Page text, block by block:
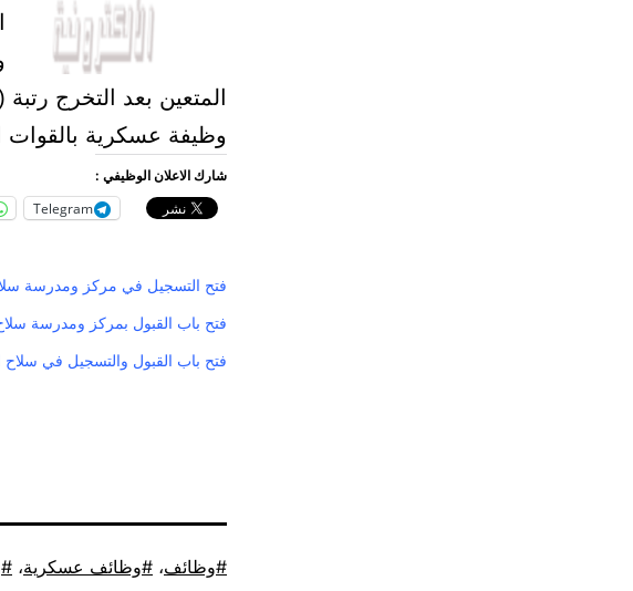
المتعين بعد التخرج
وظيفة عسكرية بالقوات
شارك الاعلان الوظيفي :
Telegram
فتح التسجيل في مركز ومدرسة سلاح
فتح باب القبول بمركز ومدرسة سلاح
فتح باب القبول والتسجيل في سلاح
موسوم
وظائف، وظائف عسكرية،